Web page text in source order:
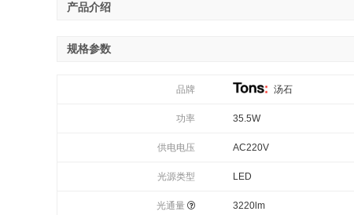
产品介绍
规格参数
品牌 汤石
功率 35.5W
供电电压 AC220V
光源类型 LED
光通量 3220lm